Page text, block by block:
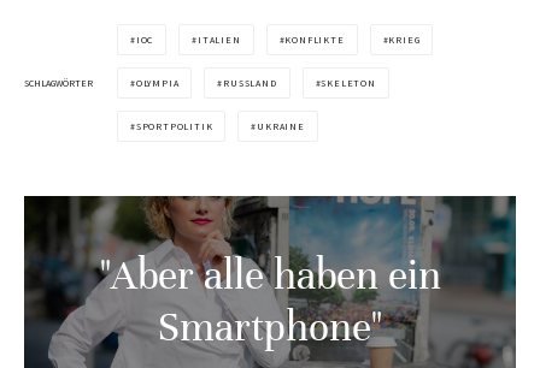
SCHLAGWÖRTER
IOC ITALIEN KONFLIKTE KRIEG
OLYMPIA RUSSLAND SKELETON
SPORTPOLITIK UKRAINE
"Aber alle haben ein
Smartphone"